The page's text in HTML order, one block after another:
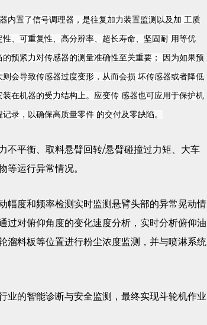
内置了信号调理器，是往复加力装置监测以及加 工质
、可重复性、高分辨率、超长寿命、坚固耐 用等优
预紧力对传感器的测量准确性至关重要； 因为如果预
会导致传感器过度变形，从而会损 坏传感器或者降低
在机器的受力结构上。应变传 感器也可应用于保护机
录，以确保高质量零件 的交付及零缺陷。
不平衡、取料悬臂回转/悬臂碰撞过力矩、大车
等运行异常情况。
幅度和频率检测实时监测悬臂头部的异常晃动情
过对俯仰角度的变化速度分析，实时分析俯仰油
溜料板等位置进行粉尘浓度监测，并与喷淋系统
业的智能诊断与安全监测，最终实现斗轮机作业